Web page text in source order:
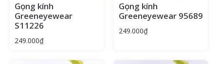
Gọng kính
Greeneyewear
S11226
249.000₫
Gọng kính
Greeneyewear 95689
249.000₫